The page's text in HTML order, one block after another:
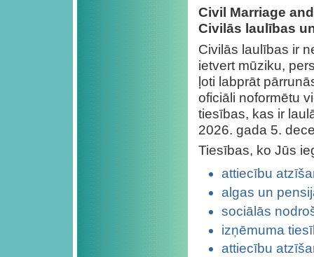
Civil Marriage
Civilās laulības
Civilās laulības ir
ietvert mūziku,
ļoti labprāt
oficiāli noformētu
tiesības, kas ir
2026. gada 5.
Tiesības, ko Jūs
attiecību
algas un
sociālās
izņēmuma
attiecību